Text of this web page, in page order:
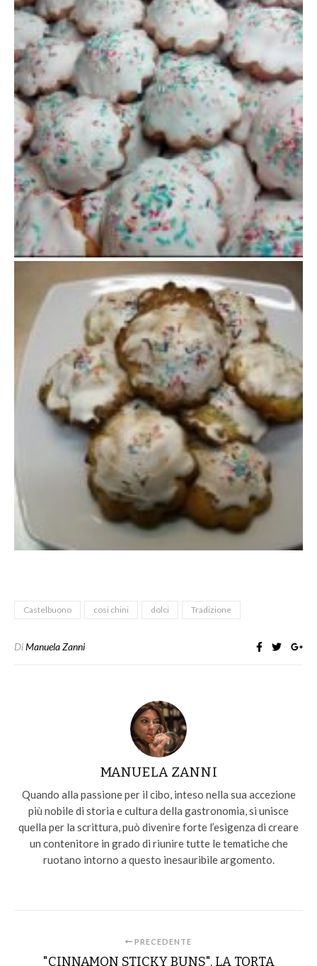
Castelbuono cosi chini dolci Tradizione
DiManuela Zanni
MANUELA ZANNI
Quando alla passione per il cibo, inteso nella sua accezione
più nobile di storia e cultura della gastronomia, si unisce
quella per la scrittura, può divenire forte l’esigenza di creare
un contenitore in grado di riunire tutte le tematiche che
ruotano intorno a questo inesauribile argomento.
PRECEDENTE
"CINNAMON STICKY BUNS", LA TORTA